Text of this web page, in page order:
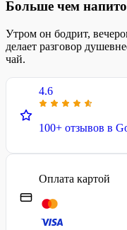
Больше чем
Утром он бодрит,
делает разговор
чай.
4.6
100+ отзывов в
Оплата картой